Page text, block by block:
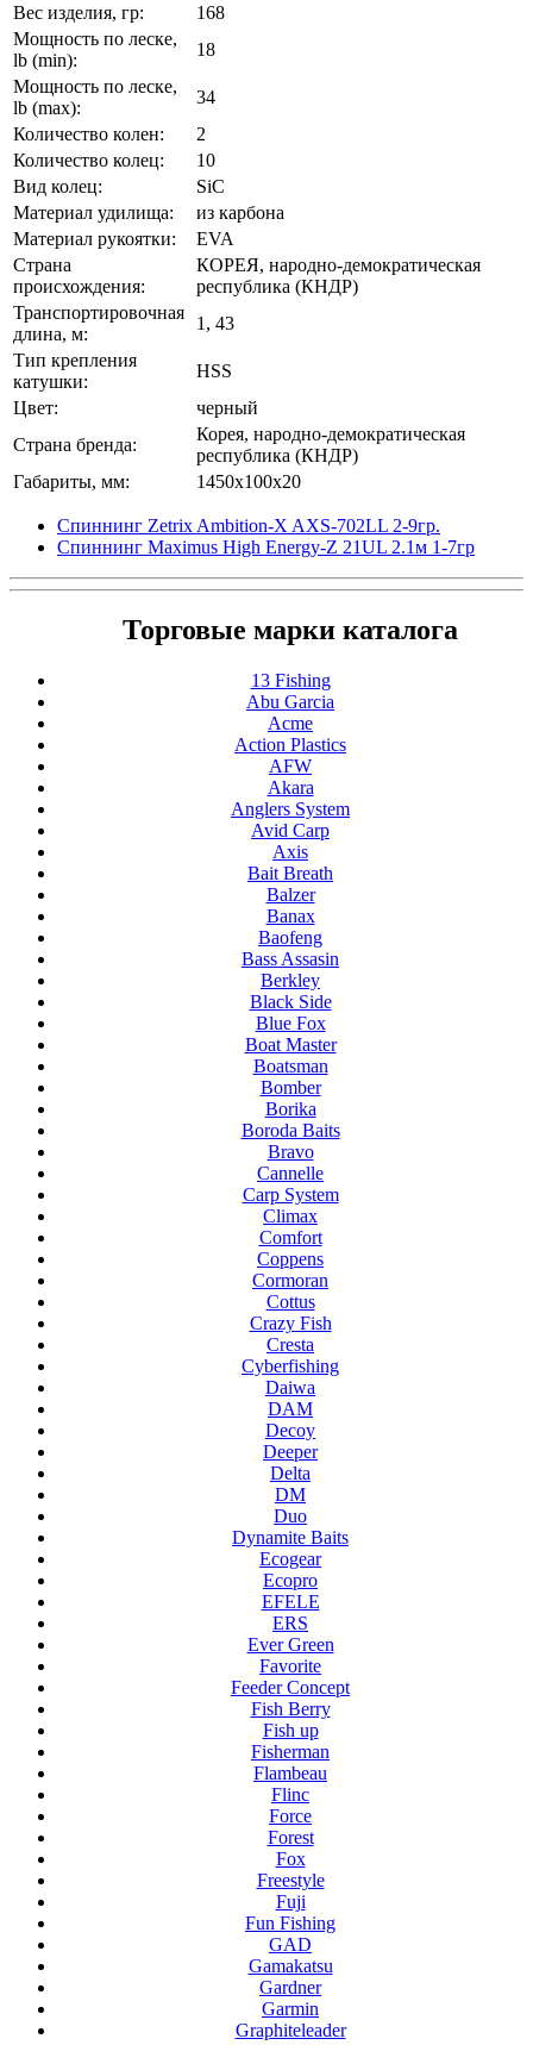
Вес изделия, гр:
168
Мощность по леске,
lb (min):
18
Мощность по леске,
lb (max):
34
Количество колен:
2
Количество колец:
10
Вид колец:
SiC
Материал удилища:
из карбона
Материал рукоятки:
EVA
Страна
происхождения:
КОРЕЯ, народно-демократическая
республика (КНДР)
Транспортировочная
длина, м:
1, 43
Тип крепления
катушки:
HSS
Цвет:
черный
Страна бренда:
Корея, народно-демократическая
республика (КНДР)
Габариты, мм:
1450x100x20
Спиннинг Zetrix Ambition-X AXS-702LL 2-9гр.
Спиннинг Maximus High Energy-Z 21UL 2.1м 1-7гр
Торговые марки каталога
13 Fishing
Abu Garcia
Acme
Action Plastics
AFW
Akara
Anglers System
Avid Carp
Axis
Bait Breath
Balzer
Banax
Baofeng
Bass Assasin
Berkley
Black Side
Blue Fox
Boat Master
Boatsman
Bomber
Borika
Boroda Baits
Bravo
Cannelle
Carp System
Climax
Comfort
Coppens
Cormoran
Cottus
Crazy Fish
Cresta
Cyberfishing
Daiwa
DAM
Decoy
Deeper
Delta
DM
Duo
Dynamite Baits
Ecogear
Ecopro
EFELE
ERS
Ever Green
Favorite
Feeder Concept
Fish Berry
Fish up
Fisherman
Flambeau
Flinc
Force
Forest
Fox
Freestyle
Fuji
Fun Fishing
GAD
Gamakatsu
Gardner
Garmin
Graphiteleader